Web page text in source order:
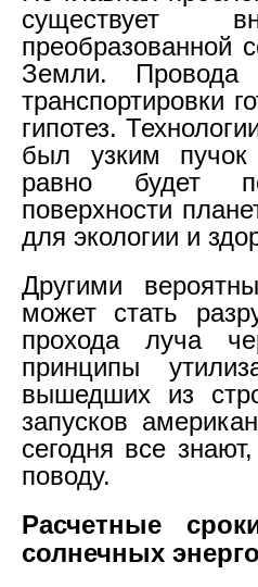
существует
преобразованной
Земли.
транспортировки
гипотез.
был узким пучок
равно будет
поверхности
для экологии и
Другими
может стать
прохода луча
принципы
вышедших из
запусков
сегодня все
поводу.
Расчетные
солнечных